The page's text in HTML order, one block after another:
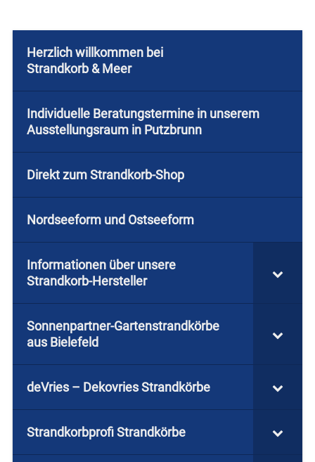
Herzlich willkommen bei
Strandkorb & Meer
Individuelle Beratungstermine in unserem
Ausstellungsraum in Putzbrunn
Direkt zum Strandkorb-Shop
Nordseeform und Ostseeform
Informationen über unsere
Strandkorb-Hersteller
Sonnenpartner-Gartenstrandkörbe
aus Bielefeld
deVries – Dekovries Strandkörbe
Strandkorbprofi Strandkörbe